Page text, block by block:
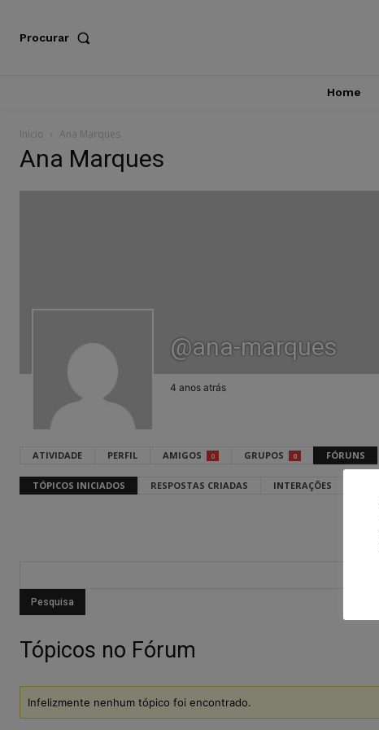
Procurar
Home
Início Ana Marques
Ana Marques
@ana-marques
4 anos atrás
ATIVIDADE PERFIL AMIGOS 0 GRUPOS 0 FÓRUNS
TÓPICOS INICIADOS RESPOSTAS CRIADAS INTERAÇÕES
Tópicos no Fórum
Infelizmente nenhum tópico foi encontrado.